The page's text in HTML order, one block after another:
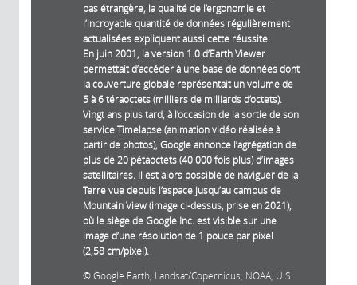
pas étrangère, la qualité de l’ergonomie et
l’incroyable quantité de données régulièrement
actualisées expliquent aussi cette réussite.
En juin 2001, la version 1.0 d’Earth Viewer
permettait d’accéder à une base de données dont
la couverture globale représentait un volume de
5 à 6 téraoctets (milliers de milliards d’octets).
Vingt ans plus tard, à l’occasion de la sortie de son
service Timelapse (animation vidéo réalisée à
partir de photos), Google annonce l’agrégation de
plus de 20 pétaoctets (40 000 fois plus) d’images
satellitaires. Il est alors possible de naviguer de la
Terre vue depuis l’espace jusqu’au campus de
Mountain View (image ci-dessus, prise en 2021),
où le siège de Google Inc. est visible sur une
image d’une résolution de 1 pouce par pixel
(2,58 cm/pixel).
Google Earth, Landsat/Copernicus, NOAA, U.S.